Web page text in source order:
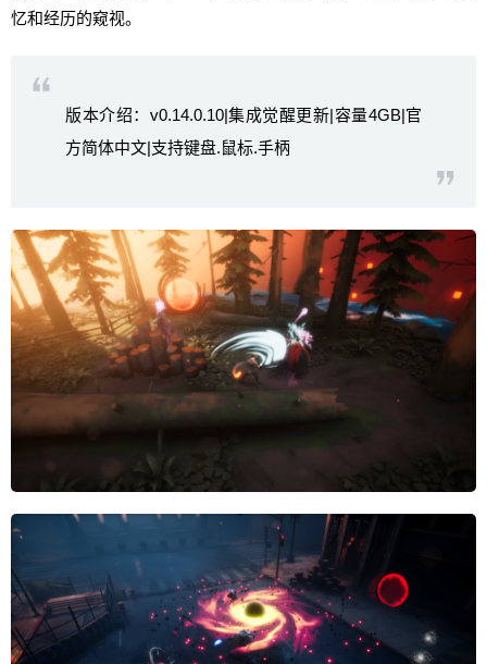
忆和经历的窥视。
版本介绍：v0.14.0.10|集成觉醒更新|容量4GB|官
方简体中文|支持键盘.鼠标.手柄